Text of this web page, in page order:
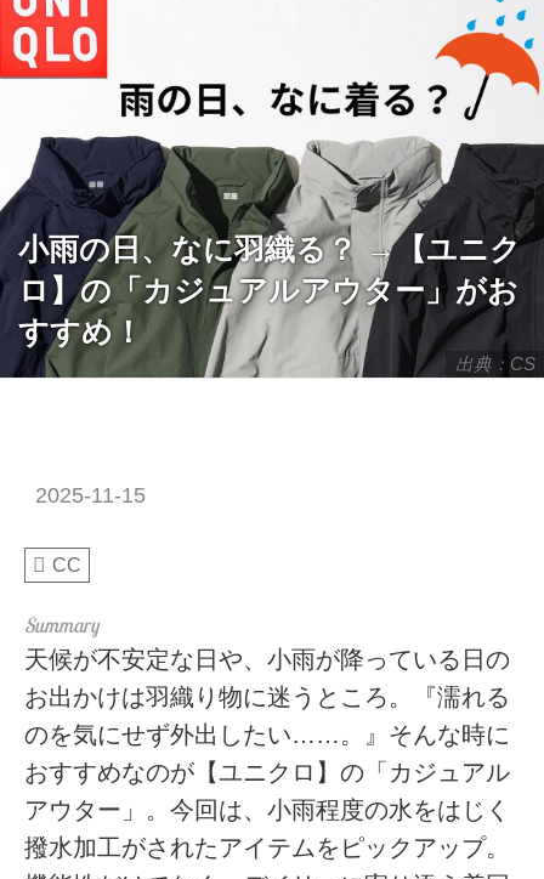
出典：CS
小雨の日、なに羽織る？ →【ユニク
ロ】の「カジュアルアウター」がお
すすめ！
2025-11-15
CC
天候が不安定な日や、小雨が降っている日の
お出かけは羽織り物に迷うところ。『濡れる
のを気にせず外出したい……。』そんな時に
おすすめなのが【ユニクロ】の「カジュアル
アウター」。今回は、小雨程度の水をはじく
撥水加工がされたアイテムをピックアップ。